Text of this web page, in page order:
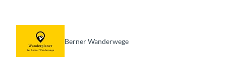
Berner Wanderwege